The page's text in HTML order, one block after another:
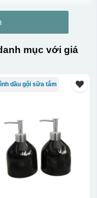
mục với giá
dầu gội sữa tắm